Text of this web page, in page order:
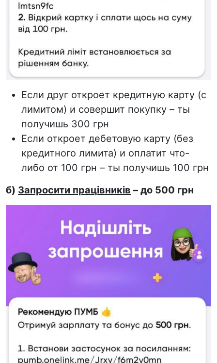
Если друг откроет кредитную карту (с
лимитом) и совершит покупку – ты
получишь 300 грн
Если откроет дебетовую карту (без
кредитного лимита) и оплатит что-
либо от 100 грн – ты получишь 100 грн
б) Запросити працівників – до 500 грн